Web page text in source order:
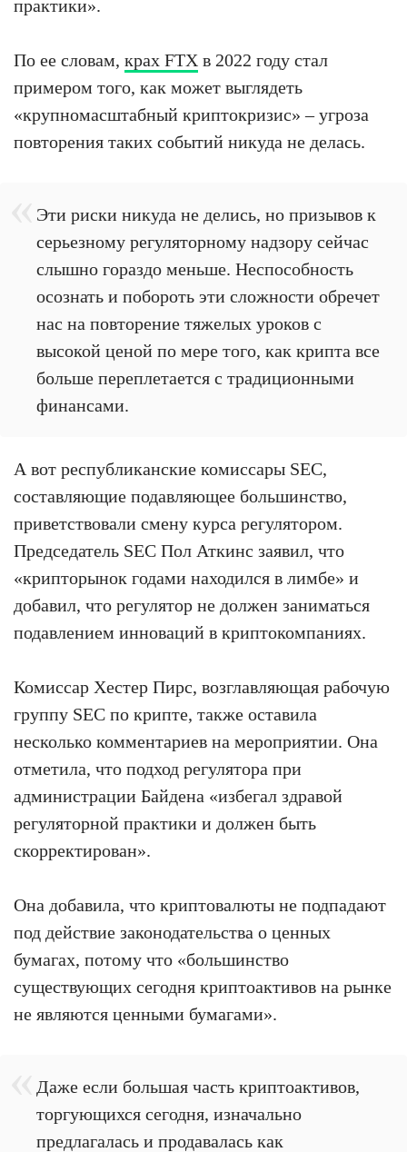
практики».
По ее словам, крах FTX в 2022 году стал
примером того, как может выглядеть
«крупномасштабный криптокризис» – угроза
повторения таких событий никуда не делась.
Эти риски никуда не делись, но призывов к
серьезному регуляторному надзору сейчас
слышно гораздо меньше. Неспособность
осознать и побороть эти сложности обречет
нас на повторение тяжелых уроков с
высокой ценой по мере того, как крипта все
больше переплетается с традиционными
финансами.
А вот республиканские комиссары SEC,
составляющие подавляющее большинство,
приветствовали смену курса регулятором.
Председатель SEC Пол Аткинс заявил, что
«крипторынок годами находился в лимбе» и
добавил, что регулятор не должен заниматься
подавлением инноваций в криптокомпаниях.
Комиссар Хестер Пирс, возглавляющая рабочую
группу SEC по крипте, также оставила
несколько комментариев на мероприятии. Она
отметила, что подход регулятора при
администрации Байдена «избегал здравой
регуляторной практики и должен быть
скорректирован».
Она добавила, что криптовалюты не подпадают
под действие законодательства о ценных
бумагах, потому что «большинство
существующих сегодня криптоактивов на рынке
не являются ценными бумагами».
Даже если большая часть криптоактивов,
торгующихся сегодня, изначально
предлагалась и продавалась как